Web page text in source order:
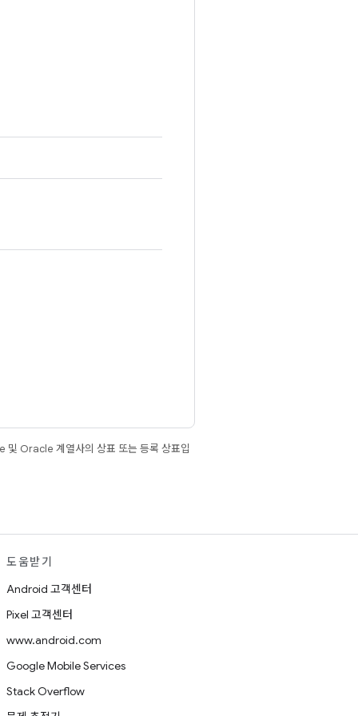
및 Oracle 계열사의 상표 또는 등록 상표입
도움받기
Android 고객센터
Pixel 고객센터
www.android.com
Google Mobile Services
Stack Overflow